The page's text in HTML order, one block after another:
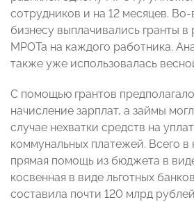
сотрудников и на 12 месяцев.
бизнесу выплачивались гранты в
МРОТа на каждого работника.
также уже использовалась
С помощью грантов
начисление зарплат, а займы
случае нехватки средств на
коммунальных платежей. Всего в
прямая помощь из бюджета в
косвенная в виде льготных
составила почти 120 млрд